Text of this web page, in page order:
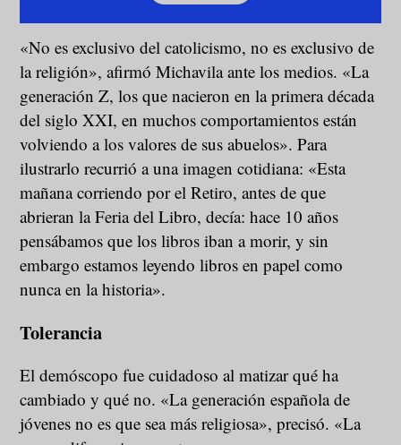
«No es exclusivo del catolicismo, no es exclusivo de
la religión», afirmó Michavila ante los medios. «La
generación Z, los que nacieron en la primera década
del siglo XXI, en muchos comportamientos están
volviendo a los valores de sus abuelos». Para
ilustrarlo recurrió a una imagen cotidiana: «Esta
mañana corriendo por el Retiro, antes de que
abrieran la Feria del Libro, decía: hace 10 años
pensábamos que los libros iban a morir, y sin
embargo estamos leyendo libros en papel como
nunca en la historia».
Tolerancia
El demóscopo fue cuidadoso al matizar qué ha
cambiado y qué no. «La generación española de
jóvenes no es que sea más religiosa», precisó. «La